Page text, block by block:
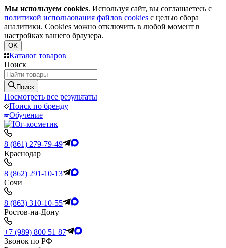
Мы используем cookies. Используя сайт, вы соглашаетесь с
политикой использования файлов cookies с целью сбора
аналитики. Cookies можно отключить в любой момент в
настройках вашего браузера.
OK
Каталог товаров
Поиск
Поиск
Посмотреть все результаты
Поиск по бренду
Обучение
8 (861) 279-79-49
Краснодар
8 (862) 291-10-13
Сочи
8 (863) 310-10-55
Ростов-на-Дону
+7 (989) 800 51 87
Звонок по РФ